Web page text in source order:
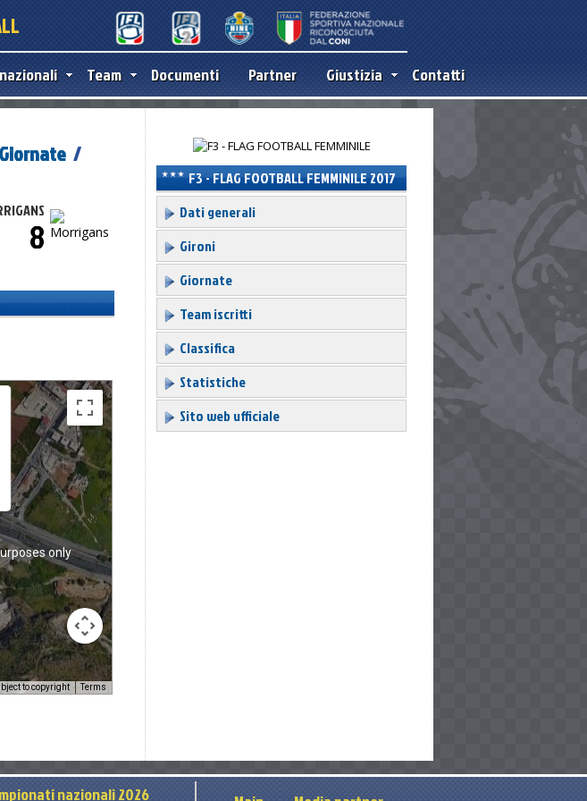
Team Documenti Partner Giustizia Contatti
Giornate /
8
only For development purposes only
For development purposes only
For development purposes only
only
to copyright Terms
F3 - FLAG FOOTBALL FEMMINILE 2017
Dati generali
Gironi
Giornate
Team iscritti
Classifica
Statistiche
Sito web ufficiale
nazionali 2026